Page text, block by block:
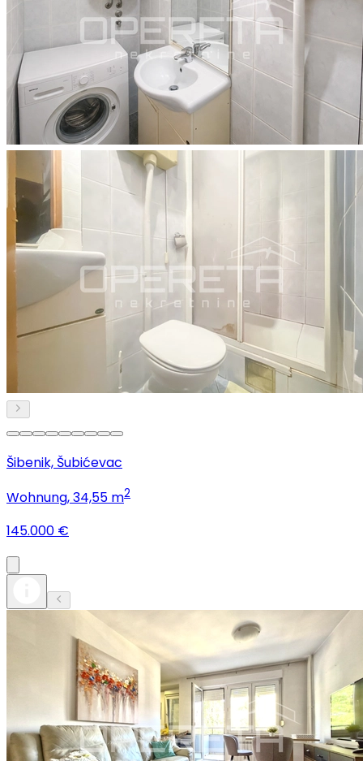
Šibenik, Šubićevac
Wohnung, 34,55 m2
145.000 €